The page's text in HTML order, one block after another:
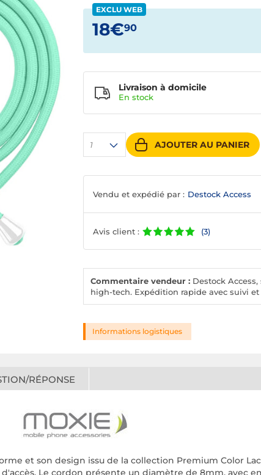
EXCLU WEB
18€90
1 AJOUTER AU PANIER
Livraison à domicile
En stock
Vendu et expédié par : Destock Access
Avis client : (3)
Commentaire vendeur : Destock
high-tech. Expédition rapide avec suivi
Informations logistiques
RÉPONSE
et son design issu de la collection Premium Color
Le cordon présente un diamètre de 8mm, avec